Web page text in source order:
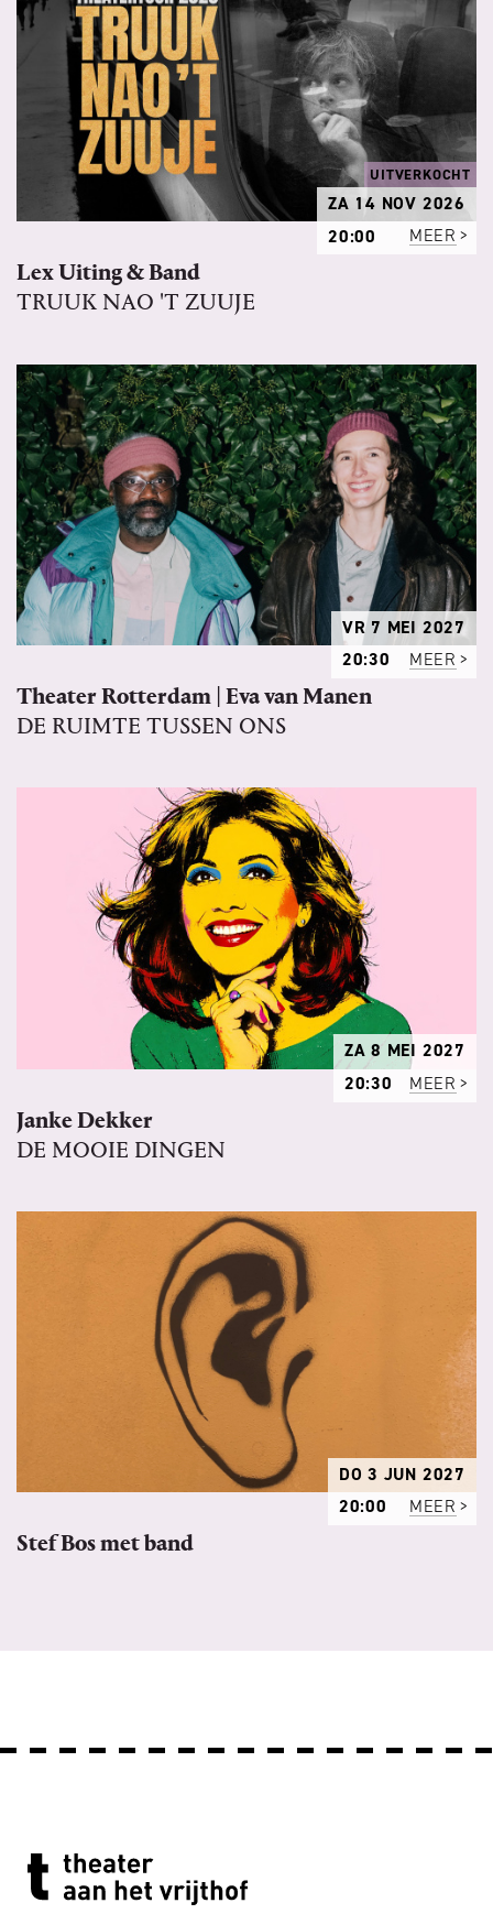
UITVERKOCHT
ZA 14 NOV 2026
20:00
MEER
Lex Uiting & Band
TRUUK NAO 'T ZUUJE
VR 7 MEI 2027
20:30
MEER
Theater Rotterdam | Eva van Manen
DE RUIMTE TUSSEN ONS
ZA 8 MEI 2027
20:30
MEER
Janke Dekker
DE MOOIE DINGEN
DO 3 JUN 2027
20:00
MEER
Stef Bos met band